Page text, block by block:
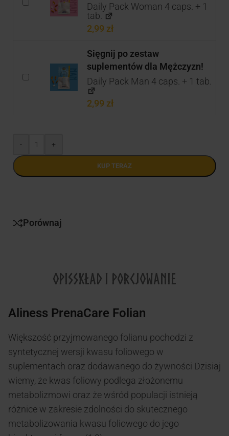
Daily Pack Woman 4 caps. + 1
tab.
2,99 zł
Sięgnij po zestaw
suplementów dla Mężczyzn!
Daily Pack Man 4 caps. + 1 tab.
2,99 zł
- +
KUP TERAZ
Porównaj
OPISSKŁAD I PORCJOWANIE
Aliness PrenaCare Folian
Większość przyjmowanego folianu pochodzi z
syntetycznej wersji kwasu foliowego w
suplementach oraz dodawanego do żywności Dzisiaj
wiemy, że kwas foliowy podlega złożonemu
metabolizmowi oraz że wśród populacji istnieją
różnice w zakresie zdolności do skutecznego
metabolizowania kwasu foliowego do jego